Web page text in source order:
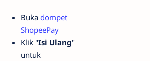
Buka dompet
ShopeePay
Klik "Isi Ulang"
untuk